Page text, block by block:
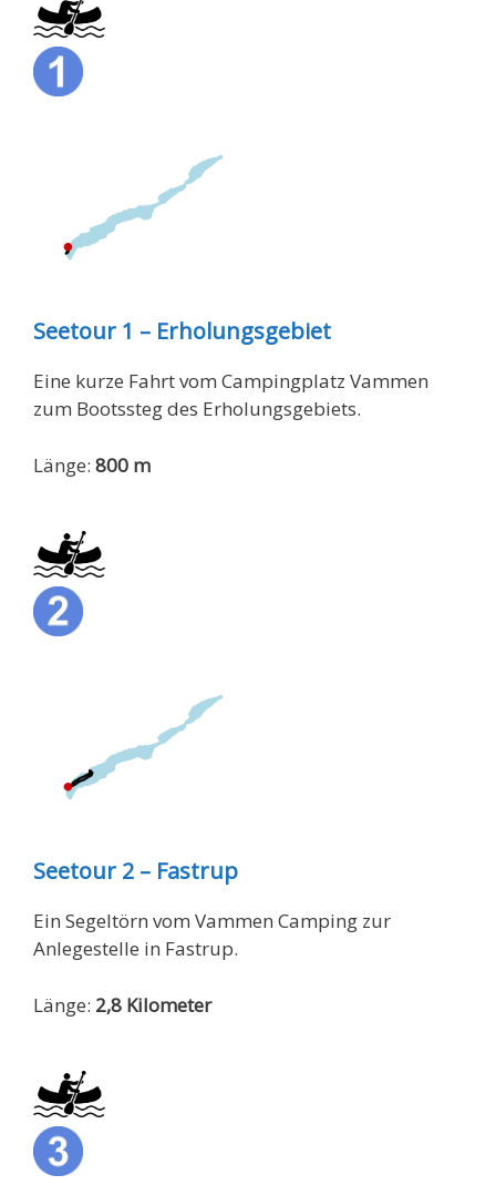
Seetour 1 – Erholungsgebiet
Eine kurze Fahrt vom Campingplatz Vammen
zum Bootssteg des Erholungsgebiets.
Länge: 800 m
Seetour 2 – Fastrup
Ein Segeltörn vom Vammen Camping zur
Anlegestelle in Fastrup.
Länge: 2,8 Kilometer